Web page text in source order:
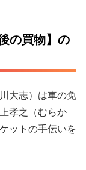
の買物】の
大志）は車の免
孝之（むらか
ットの手伝いを